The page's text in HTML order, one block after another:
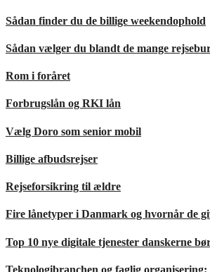
Sådan finder du de billige weekendophold
Sådan vælger du blandt de mange
Rom i foråret
Forbrugslån og RKI lån
Vælg Doro som senior mobil
Billige afbudsrejser
Rejseforsikring til ældre
Fire lånetyper i Danmark og hvornår de
Top 10 nye digitale tjenester danskerne
Teknologibranchen og faglig